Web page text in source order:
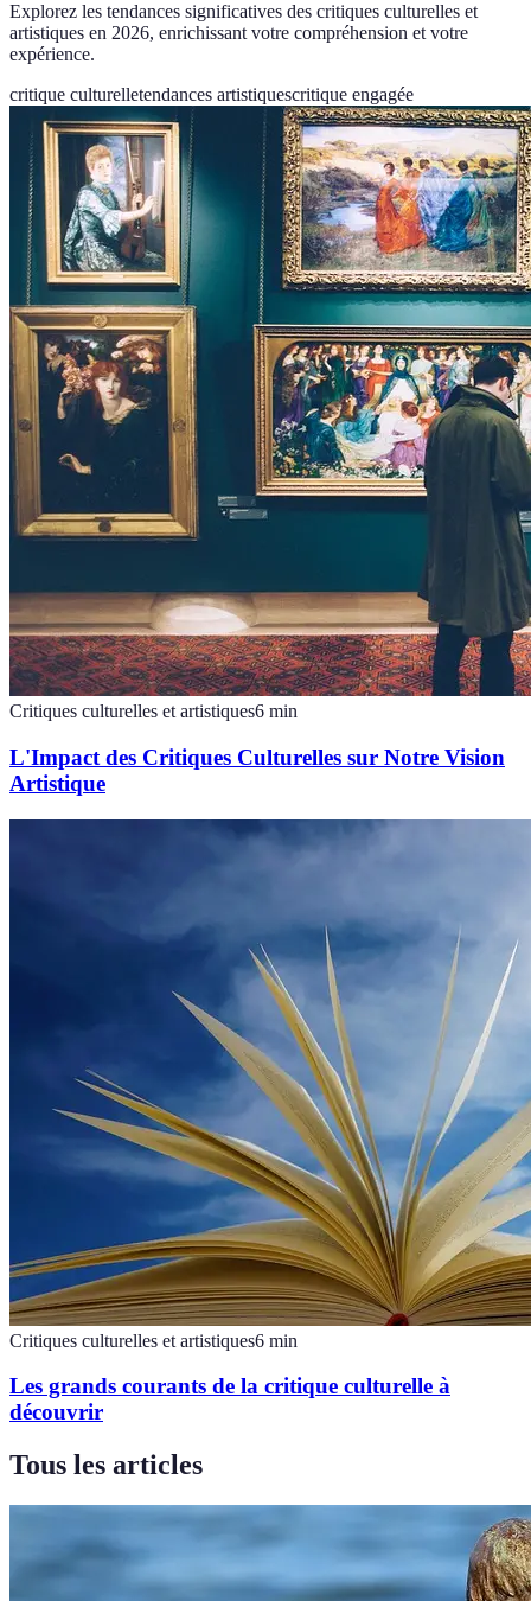
Explorez les tendances significatives des critiques culturelles et
artistiques en 2026, enrichissant votre compréhension et votre
expérience.
critique culturelletendances artistiquescritique engagée
Critiques culturelles et artistiques6 min
L'Impact des Critiques Culturelles sur Notre Vision
Artistique
Critiques culturelles et artistiques6 min
Les grands courants de la critique culturelle à
découvrir
Tous les articles